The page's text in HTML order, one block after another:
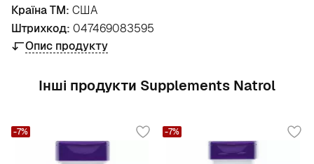
Країна ТМ: США
Штрихкод: 047469083595
Опис продукту
Інші продукти Supplements Natrol
-7% -7%